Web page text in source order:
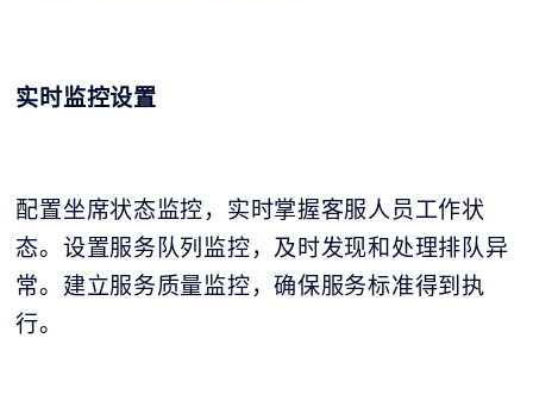
实时监控设置
配置坐席状态监控，实时掌握客服人员工作状
态。设置服务队列监控，及时发现和处理排队异
常。建立服务质量监控，确保服务标准得到执
行。